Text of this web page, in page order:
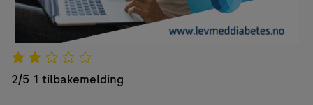
2/5 1 tilbakemelding